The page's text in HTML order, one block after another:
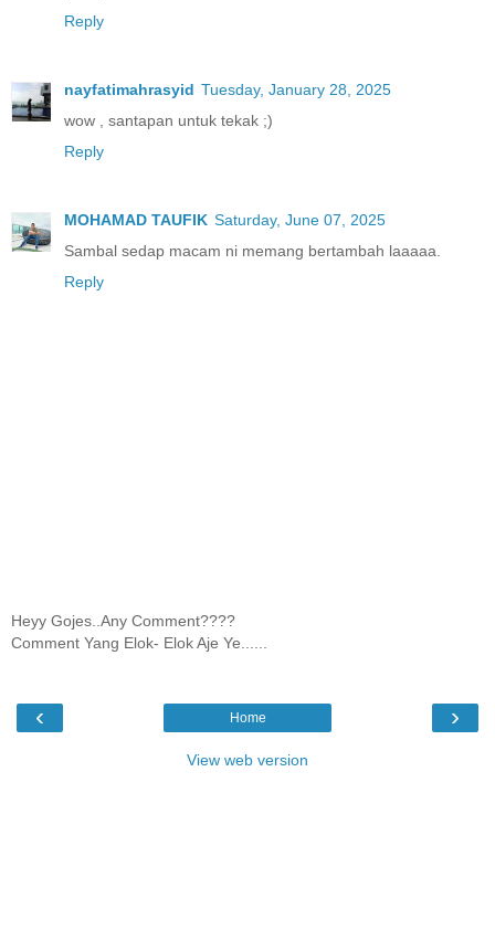
Reply
nayfatimahrasyid Tuesday, January 28, 2025
wow , santapan untuk tekak ;)
Reply
MOHAMAD TAUFIK Saturday, June 07, 2025
Sambal sedap macam ni memang bertambah laaaaa.
Reply
Heyy Gojes..Any Comment????
Comment Yang Elok- Elok Aje Ye......
‹ ›
Home
View web version